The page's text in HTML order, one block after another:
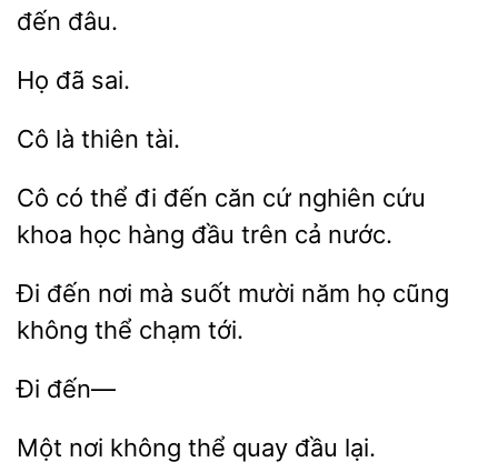
đến đâu.
Cô
Cô có
đi đến căn cứ nghiên
khoa học
đầu trên cả nước.
Đi đến nơi suốt mười năm
cũng
không thể chạm
nơi không quay lại.